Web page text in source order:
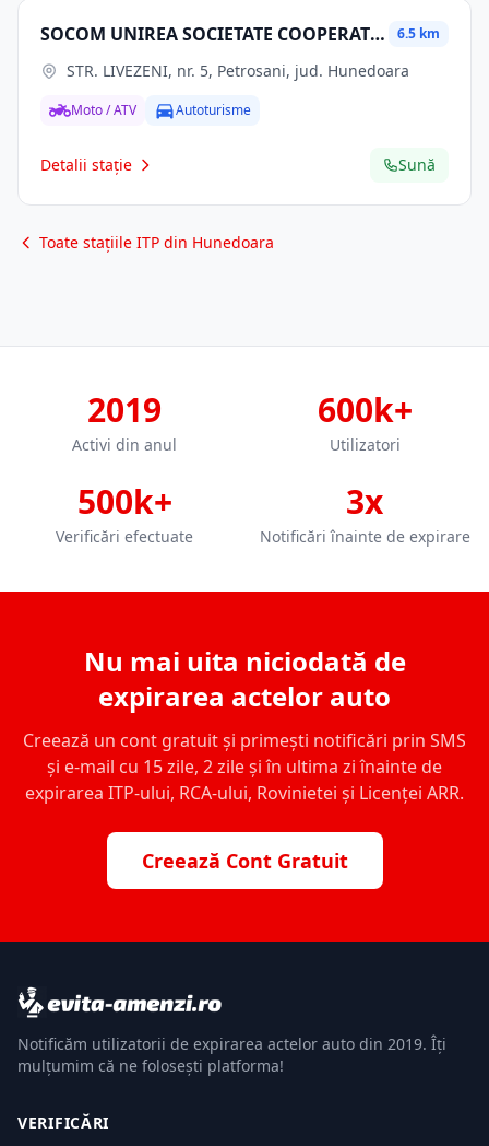
SOCOM UNIREA SOCIETATE COOPERATIVĂ 6.5 km
STR. LIVEZENI, nr. 5, Petrosani, jud. Hunedoara
Moto / ATV Autoturisme
Detalii stație Sună
Toate stațiile ITP din Hunedoara
2019
Activi din anul
600k+
Utilizatori
500k+
Verificări efectuate
3x
Notificări înainte de expirare
Nu mai uita niciodată de
expirarea actelor auto
Creează un cont gratuit și primești notificări prin SMS
și e-mail cu 15 zile, 2 zile și în ultima zi înainte de
expirarea ITP-ului, RCA-ului, Rovinietei și Licenței ARR.
Creează Cont Gratuit
Notificăm utilizatorii de expirarea actelor auto din 2019. Îți
mulțumim că ne folosești platforma!
VERIFICĂRI